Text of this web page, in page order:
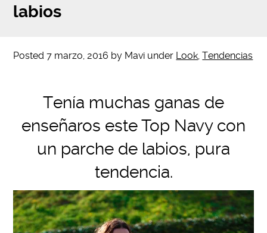
labios
Posted7 marzo, 2016 by Mavi under Look,Tendencias
Tenía muchas ganas de
enseñaros este Top Navy con
un parche de labios, pura
tendencia.